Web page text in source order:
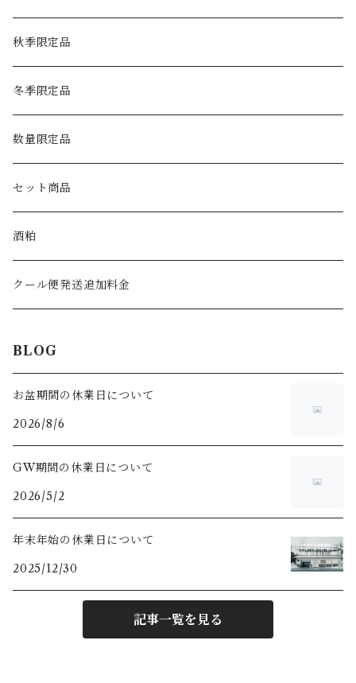
秋季限定品
冬季限定品
数量限定品
セット商品
酒粕
クール便発送追加料金
BLOG
お盆期間の休業日について
2026/8/6
GW期間の休業日について
2026/5/2
年末年始の休業日について
2025/12/30
記事一覧を見る